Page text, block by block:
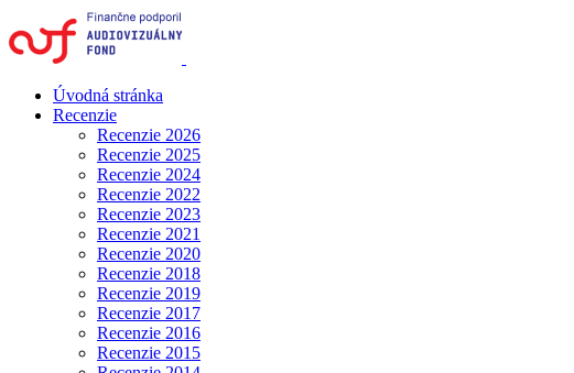
Úvodná stránka
Recenzie
Recenzie 2026
Recenzie 2025
Recenzie 2024
Recenzie 2022
Recenzie 2023
Recenzie 2021
Recenzie 2020
Recenzie 2018
Recenzie 2019
Recenzie 2017
Recenzie 2016
Recenzie 2015